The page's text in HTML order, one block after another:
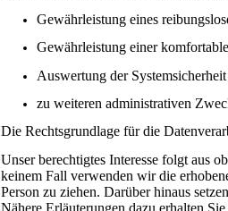
Gewährleistung eines
Gewährleistung einer
Auswertung der
zu weiteren administrativen
Die Rechtsgrundlage für die
Unser berechtigtes Interesse folgt aus
keinem Fall verwenden wir die
Person zu ziehen. Darüber hinaus
Nähere Erläuterungen dazu erhalten